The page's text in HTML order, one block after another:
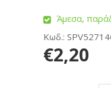
Άμεσα,
Κωδ.:
€2,20